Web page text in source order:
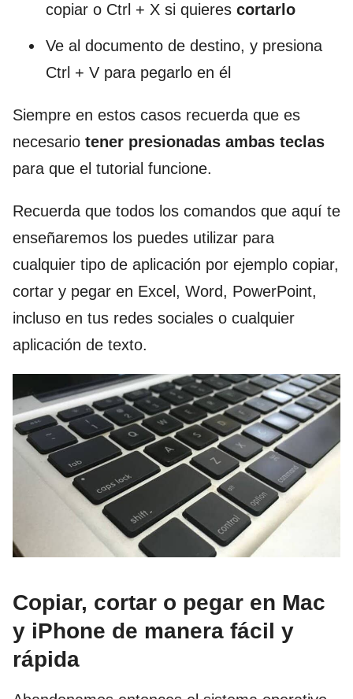
copiar o Ctrl + X si quieres cortarlo
Ve al documento de destino, y presiona
Ctrl + V para pegarlo en él
Siempre en estos casos recuerda que es
necesario tener presionadas ambas teclas
para que el tutorial funcione.
Recuerda que todos los comandos que aquí te
enseñaremos los puedes utilizar para
cualquier tipo de aplicación por ejemplo copiar,
cortar y pegar en Excel, Word, PowerPoint,
incluso en tus redes sociales o cualquier
aplicación de texto.
Copiar, cortar o pegar en Mac
y iPhone de manera fácil y
rápida